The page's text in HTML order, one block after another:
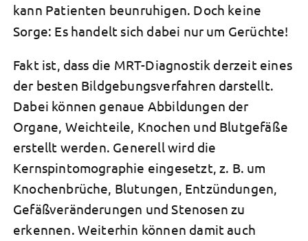
kann Patienten beunruhigen. Doch keine
Sorge: Es handelt sich dabei nur um Gerüchte!
Fakt ist, dass die MRT-Diagnostik derzeit eines
der besten Bildgebungsverfahren darstellt.
Dabei können genaue Abbildungen der
Organe, Weichteile, Knochen und Blutgefäße
erstellt werden. Generell wird die
Kernspintomographie eingesetzt, z. B. um
Knochenbrüche, Blutungen, Entzündungen,
Gefäßveränderungen und Stenosen zu
erkennen. Weiterhin können damit auch